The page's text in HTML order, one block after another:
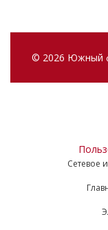
© 2026 Южный
Сетевое